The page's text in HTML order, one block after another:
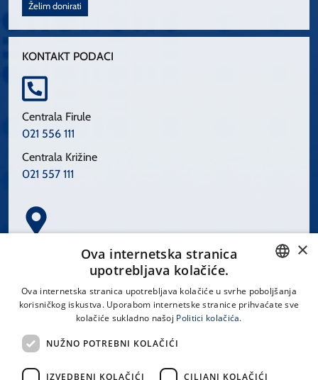
Želim donirati
KONTAKT PODACI
Centrala Firule
021 556 111
Centrala Križine
021 557 111
Spinčićeva 1, 21000 Split
LINKOVI
CROATIAN
×
Ova internetska stranica
upotrebljava kolačiće.
Ova internetska stranica upotrebljava kolačiće u svrhe poboljšanja
korisničkog iskustva. Uporabom internetske stranice prihvaćate sve
kolačiće sukladno našoj Politici kolačića.
NUŽNO POTREBNI KOLAČIĆI
IZVEDBENI KOLAČIĆI CILJANI KOLAČIĆI